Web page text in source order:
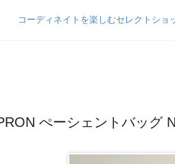
ぺーシェントバッグ